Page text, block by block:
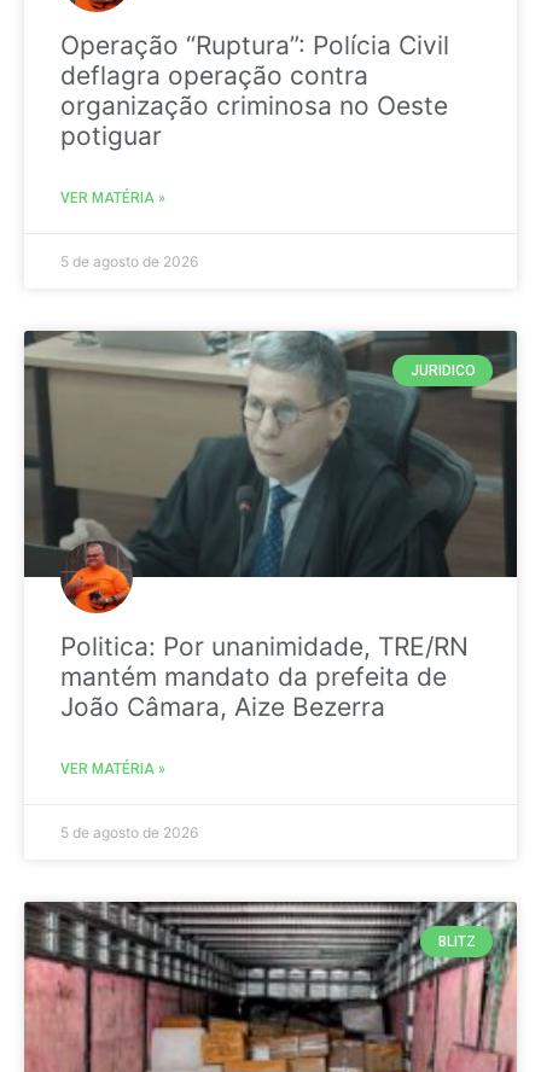
Operação “Ruptura”: Polícia Civil
deflagra operação contra
organização criminosa no Oeste
potiguar
VER MATÉRIA »
5 de agosto de 2026
JURIDICO
Politica: Por unanimidade, TRE/RN
mantém mandato da prefeita de
João Câmara, Aize Bezerra
VER MATÉRIA »
5 de agosto de 2026
BLITZ